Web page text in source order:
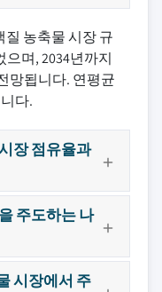
질 농축물 시장 규
으며, 2034년까지
망됩니다. 연평균
다.
장 점유율과
주도하는 나
시장에서 주